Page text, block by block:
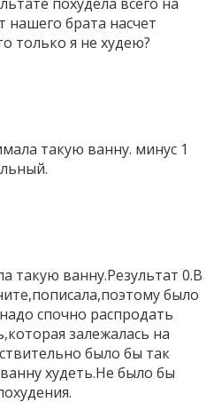
нашего брата насчет
только я не худею?
такую ванну. минус 1
такую ванну.Результат 0.В
было
спочно распродать
залежалась на
было бы так
худеть.Не было бы